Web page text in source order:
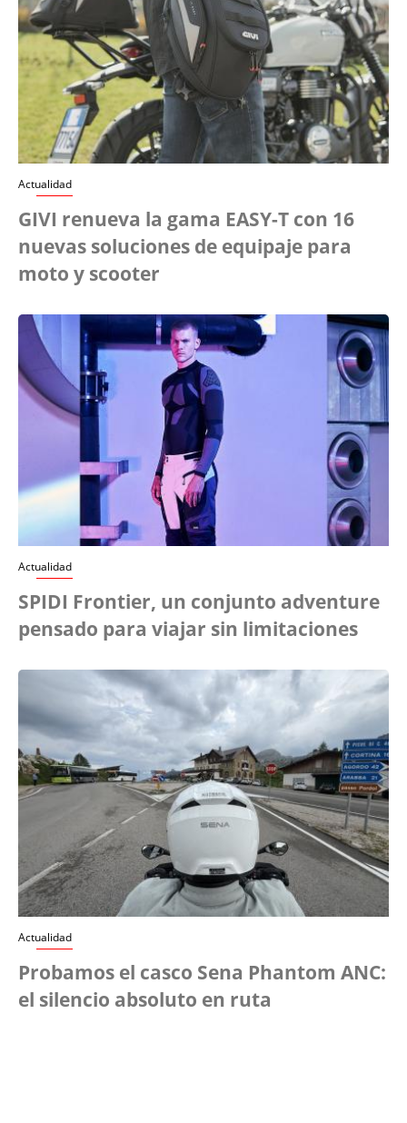
Actualidad
GIVI renueva la gama EASY-T con 16
nuevas soluciones de equipaje para
moto y scooter
Actualidad
SPIDI Frontier, un conjunto adventure
pensado para viajar sin limitaciones
Actualidad
Probamos el casco Sena Phantom ANC:
el silencio absoluto en ruta